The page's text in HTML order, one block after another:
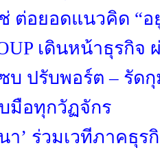
ต่อยอดแนวคิด “อ
เดินหน้าธุรกิจ
บ ปรับพอร์ต – รัด
มือทุกวัฏจักร
’ ร่วมเวทีภาคธุร